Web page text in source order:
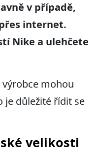
v případě,
internet.
Nike a ulehčete
mohou
je důležité řídit se
velikosti